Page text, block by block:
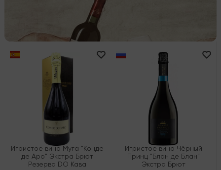
Игристое вино Муга "Конде
де Аро" Экстра Брют
Резерва DO Кава
Игристое вино Чёрный
Принц "Блан де Блан"
Экстра Брют